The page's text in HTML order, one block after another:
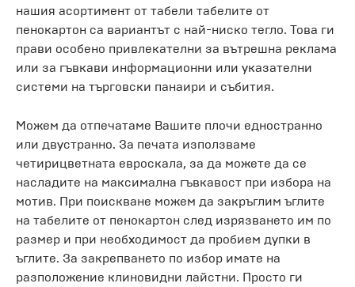
нашия асортимент от табели табелите от
пенокартон са вариантът с най-ниско тегло. Това ги
прави особено привлекателни за вътрешна реклама
или за гъвкави информационни или указателни
системи на търговски панаири и събития.
Можем да отпечатаме Вашите плочи едностранно
или двустранно. За печата използваме
четирицветната евроскала, за да можете да се
насладите на максимална гъвкавост при избора на
мотив. При поискване можем да закръглим ъглите
на табелите от пенокартон след изрязването им по
размер и при необходимост да пробием дупки в
ъглите. За закрепването по избор имате на
разположение клиновидни лайстни. Просто ги